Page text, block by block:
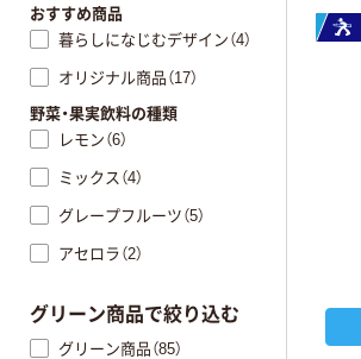
おすすめ商品
暮らしになじむデザイン（4）
オリジナル商品（17）
野菜・果実飲料の種類
レモン（6）
ミックス（4）
グレープフルーツ（5）
アセロラ（2）
グリーン商品で絞り込む
グリーン商品（85）